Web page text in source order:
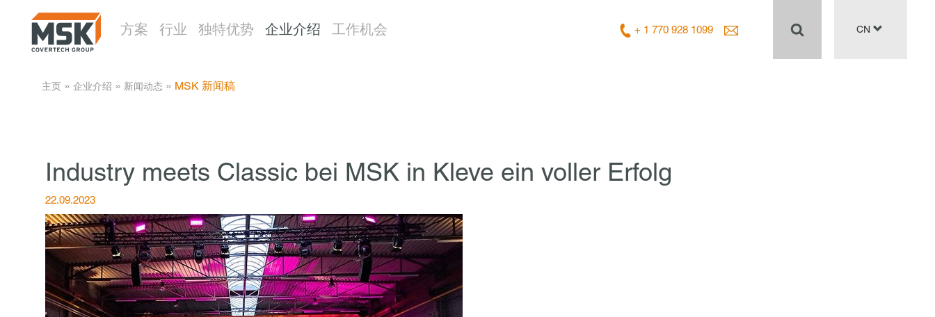
方案 行业 独特优势 企业介绍 工作机会 + 1 770 928 1099 CN
主页­ » ­ 企业介绍 ­ » ­ 新闻动态­ » ­ MSK 新闻稿
Industry meets Classic bei MSK in Kleve ein voller Erfolg
22.09.2023